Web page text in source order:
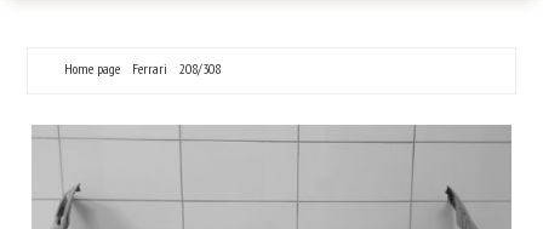
Home page Ferrari 208/308